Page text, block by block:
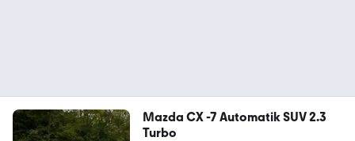
Mazda CX -7 Automatik SUV 2.3
Turbo